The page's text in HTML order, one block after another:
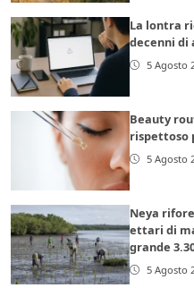
La lontra
decenni di
5 Agosto
Beauty
rispettoso
5 Agosto
Neya
ettari di
grande
5 Agosto